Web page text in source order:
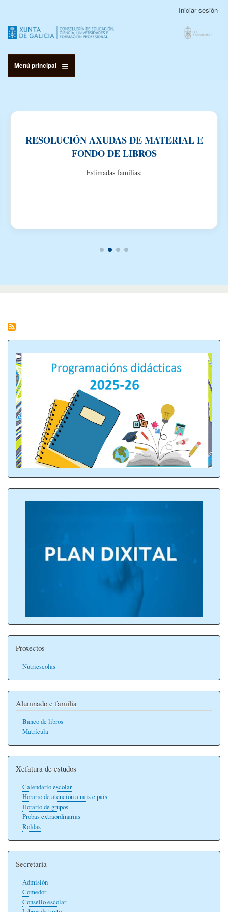
contenido
de
cuenta
usuario
Iniciar sesión
Menú principal
RESOLUCIÓN AXUDAS DE MATERIAL E
FONDO DE LIBROS
Estimadas familias:
Proxectos
Nutriescolas
Alumnado e familia
Banco de libros
Matrícula
Xefatura de estudos
Calendario escolar
Horario de atención a nais e pais
Horario de grupos
Probas extraordinarias
Roldas
Secretaría
Admisión
Comedor
Consello escolar